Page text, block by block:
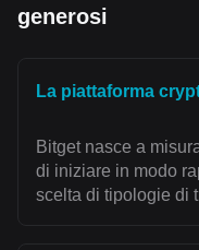
generosi
La piattaforma
Bitget nasce a
di iniziare in modo
scelta di tipologie di